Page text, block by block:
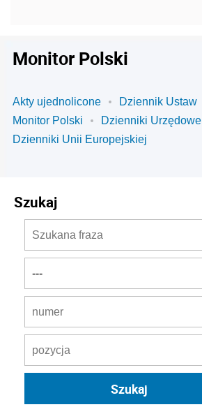
Monitor Polski
Akty ujednolicone
Dziennik Ustaw
Monitor Polski
Dzienniki Urzędowe
Dzienniki Unii Europejskiej
Szukaj